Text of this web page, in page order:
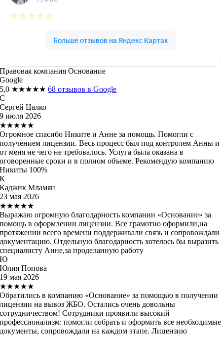
Правовая компания Основание
Google
5,0 ★★★★★68 отзывов в Google
С
Сергей Цалко
9 июля 2026
★★★★★
Огромное спасибо Никите и Анне за помощь. Помогли с
получением лицензии. Весь процесс был под контролем Анны и
от меня не чего не требовалось. Услуга была оказана в
оговоренные сроки и в полном объеме. Рекомендую компанию
Никиты 100%
К
Каджик Мламян
23 мая 2026
★★★★★
Выражаю огромную благодарность компании «Основание» за
помощь в оформлении лицензии. Все грамотно оформили,на
протяжении всего времени поддерживали связь и сопровождали
документацию. Отдельную благодарность хотелось бы выразить
специалисту Анне,за проделанную работу
Ю
Юлия Попова
19 мая 2026
★★★★★
Обратились в компанию «Основание» за помощью в получении
лицензии на вывоз ЖБО. Остались очень довольны
сотрудничеством! Сотрудники проявили высокий
профессионализм: помогли собрать и оформить все необходимые
документы, сопровождали на каждом этапе. Лицензию